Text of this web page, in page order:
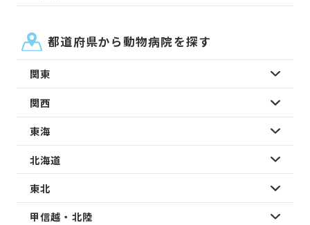
都道府県から動物病院を探す
関東
関西
東海
北海道
東北
甲信越・北陸